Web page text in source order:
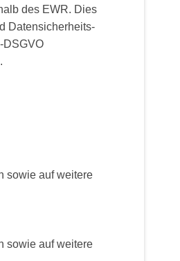
des EWR. Dies
Datensicherheits-
DSGVO
sowie auf weitere
sowie auf weitere